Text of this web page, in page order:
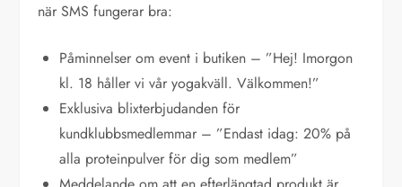
när SMS fungerar bra:
Påminnelser om event i butiken – ”Hej! Imorgon
kl. 18 håller vi vår yogakväll. Välkommen!”
Exklusiva blixterbjudanden för
kundklubbsmedlemmar – ”Endast idag: 20% på
alla proteinpulver för dig som medlem”